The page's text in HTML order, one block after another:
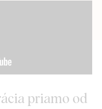
priamo od